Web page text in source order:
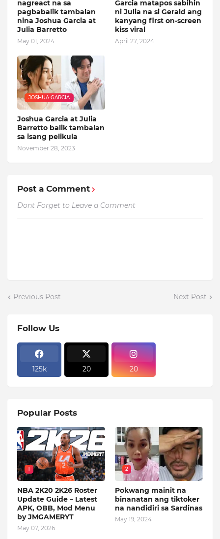
nagreact na sa
pagbabalik tambalan
nina Joshua Garcia at
Julia Barretto
May 01, 2024
Garcia matapos sabihin
ni Julia na si Gerald ang
kanyang first on-screen
kiss viral
April 27, 2024
JOSHUA GARCIA
Joshua Garcia at Julia
Barretto balik tambalan
sa isang pelikula
November 28, 2023
Post a Comment
Dont Forget to Leave a Comment
Previous Post Next Post
Follow Us
125k 20 20
Popular Posts
1
NBA 2K20 2K26 Roster
Update Guide – Latest
APK, OBB, Mod Menu
by JMGAMERYT
May 07, 2026
2
Pokwang mainit na
binanatan ang tiktoker
na nandidiri sa Sardinas
May 19, 2024